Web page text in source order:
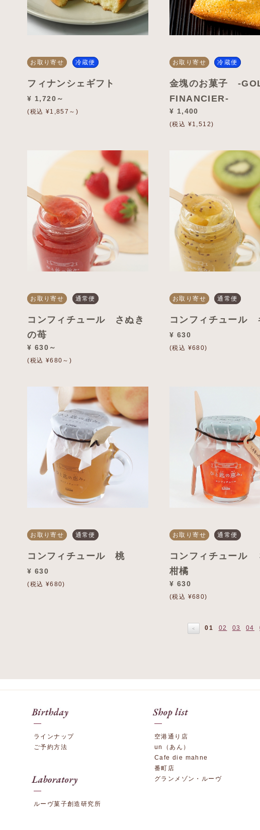
お取り寄せ 冷蔵便
フィナンシェギフト
¥ 1,720～
(税込 ¥1,857～)
お取り寄せ 冷蔵便
金塊のお菓子 -
FINANCIER-
¥ 1,400
(税込 ¥1,512)
お取り寄せ 通常便
コンフィチュール さぬき
の苺
¥ 630～
(税込 ¥680～)
お取り寄せ 通常便
コンフィチュール
¥ 630
(税込 ¥680)
お取り寄せ 通常便
コンフィチュール 桃
¥ 630
(税込 ¥680)
お取り寄せ 通常便
コンフィチュール
柑橘
¥ 630
(税込 ¥680)
＜ 01 02 03 04
ラインナップ
ご予約方法
ルーヴ菓子創造研究所
空港通り店
un（あん）
Cafe die mahne
番町店
グランメゾン・ルーヴ